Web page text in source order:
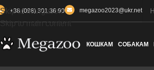
Skip to navigation
Skip to main content
+38 (098) 301 36 90 megazoo2023@ukr.net
КОШКАМ СОБАКАМ